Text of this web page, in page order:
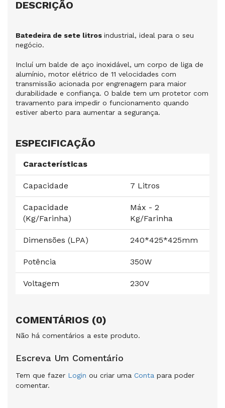
DESCRIÇÃO
Batedeira de sete litros industrial, ideal para o seu
negócio.
Incluí um balde de aço inoxidável, um corpo de liga de
alumínio, motor elétrico de 11 velocidades com
transmissão acionada por engrenagem para maior
durabilidade e confiança. O balde tem um protetor com
travamento para impedir o funcionamento quando
estiver aberto para aumentar a segurança.
ESPECIFICAÇÃO
Características
Capacidade 7 Litros
Capacidade
(Kg/Farinha)
Máx - 2
Kg/Farinha
Dimensões (LPA) 240*425*425mm
Potência 350W
Voltagem 230V
COMENTÁRIOS (0)
Não há comentários a este produto.
Escreva Um Comentário
Tem que fazer Login ou criar uma Conta para poder
comentar.